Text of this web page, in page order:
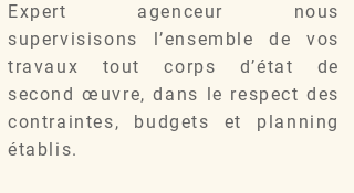
Expert agenceur nous
supervisisons l’ensemble de vos
travaux tout corps d’état de
second œuvre, dans le respect des
contraintes, budgets et planning
établis.